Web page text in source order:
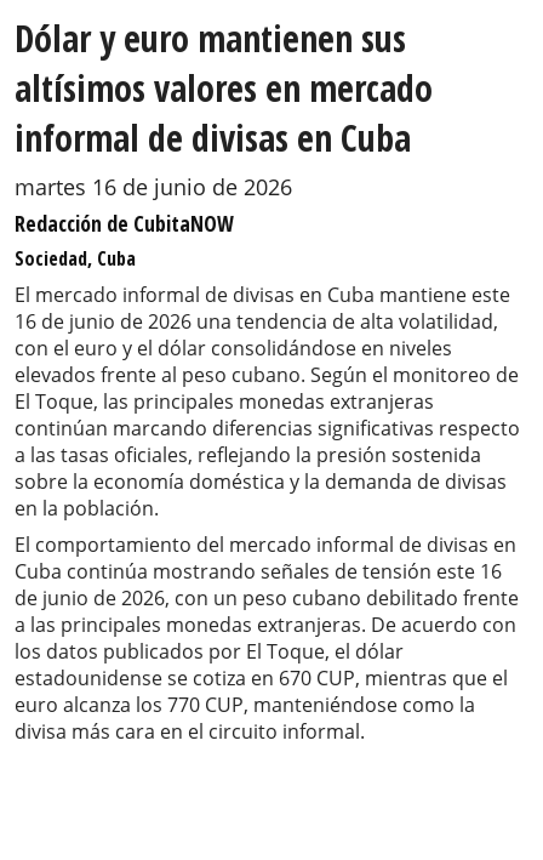
Dólar y euro mantienen sus
altísimos valores en mercado
informal de divisas en Cuba
martes 16 de junio de 2026
Redacción de CubitaNOW
Sociedad, Cuba
El mercado informal de divisas en Cuba mantiene este
16 de junio de 2026 una tendencia de alta volatilidad,
con el euro y el dólar consolidándose en niveles
elevados frente al peso cubano. Según el monitoreo de
El Toque, las principales monedas extranjeras
continúan marcando diferencias significativas respecto
a las tasas oficiales, reflejando la presión sostenida
sobre la economía doméstica y la demanda de divisas
en la población.
El comportamiento del mercado informal de divisas en
Cuba continúa mostrando señales de tensión este 16
de junio de 2026, con un peso cubano debilitado frente
a las principales monedas extranjeras. De acuerdo con
los datos publicados por El Toque, el dólar
estadounidense se cotiza en 670 CUP, mientras que el
euro alcanza los 770 CUP, manteniéndose como la
divisa más cara en el circuito informal.